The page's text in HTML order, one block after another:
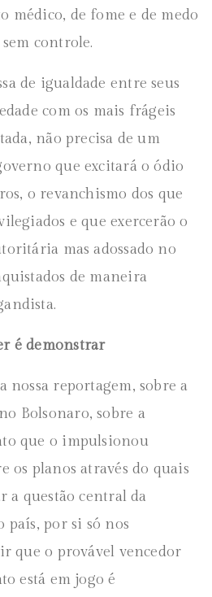
médico, de fome e de medo
controle.
de igualdade entre seus
com os mais frágeis
não precisa de um
que excitará o ódio
o revanchismo dos que
e que exercerão o
mas adossado no
de maneira
é demonstrar
nossa reportagem, sobre a
Bolsonaro, sobre a
que o impulsionou
os planos através do quais
a questão central da
país, por si só nos
que o provável vencedor
está em jogo é